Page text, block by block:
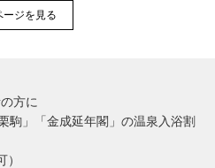
ージを見る
方に
駒」「金成延年閣」の温泉入浴割